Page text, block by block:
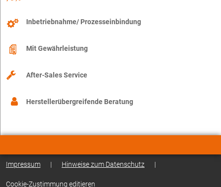
Inbetriebnahme/ Prozesseinbindung
Mit Gewährleistung
After-Sales Service
Herstellerübergreifende Beratung
Impressum | Hinweise zum Datenschutz |
Cookie-Zustimmung editieren